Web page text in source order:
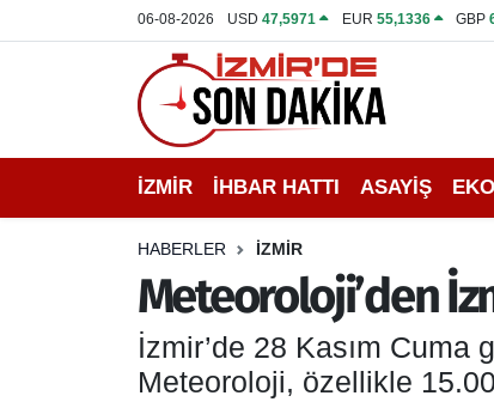
06-08-2026 USD47,5971 EUR 55,1336 GBP
İZMİR İHBAR HATTI ASAYİŞ
HABERLER İZMİR
Meteoroloji’den
İzmir’de 28 Kasım
Meteoroloji, özellikle
İHBAR HATTI
DEPREM
EKONOMİ
SİYASET
İzmir Nöbetçi Eczaneler
İzmir Hava Durumu
İzmir Namaz Vakitleri
İzmir Trafik Yoğunluk Haritası
Puan Durumu ve Fikstür
Tüm Manşetler